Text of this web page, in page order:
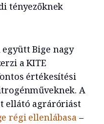
tényezőknek
Bige nagy
a KITE
értékesítési
A
ellátó agráróriást
régi ellenlábasa–